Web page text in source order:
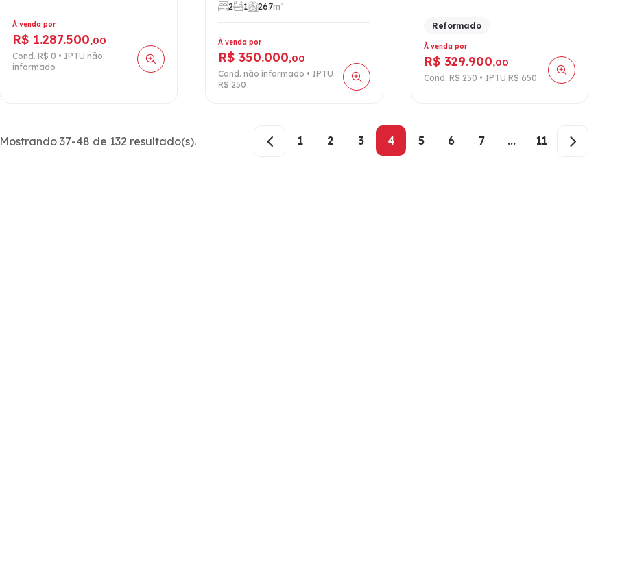
À venda por
R$ 1.287.500,00
Cond. R$ 0 • IPTU não
informado
2
1 267m²
À venda por
R$ 350.000,00
Cond. não informado • IPTU
R$ 250
Reformado
À venda por
R$ 329.900,00
Cond. R$ 250 • IPTU R$ 650
Mostrando 37-48 de 132 resultado(s). 1 2 3 4 5 6 7 ... 11